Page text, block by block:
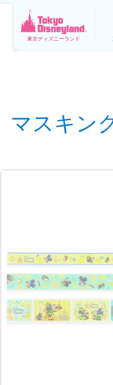
東京ディズニーランド
マスキン